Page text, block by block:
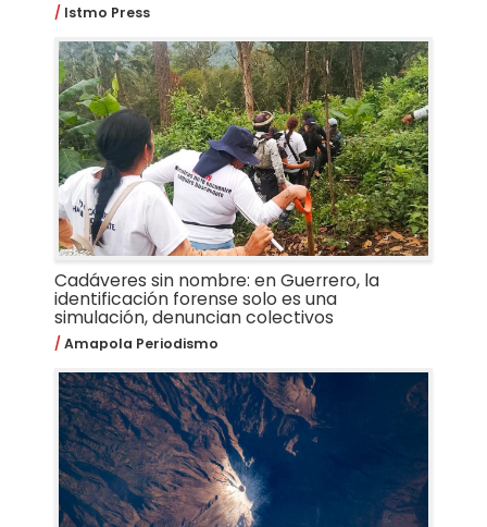
Istmo Press
Cadáveres sin nombre: en Guerrero, la
identificación forense solo es una
simulación, denuncian colectivos
Amapola Periodismo